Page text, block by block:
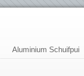
Aluminium Schuifpui